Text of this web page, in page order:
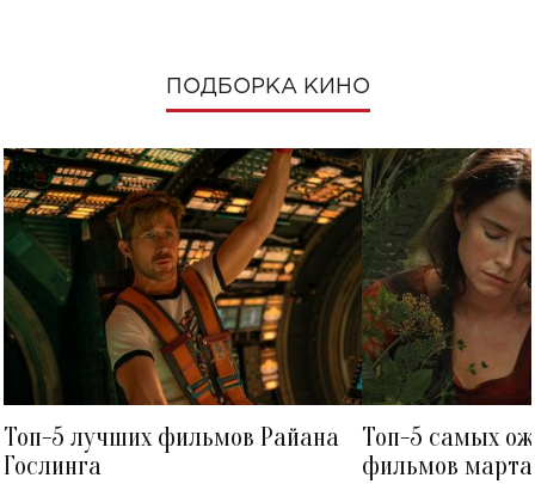
ПОДБОРКА КИНО
Топ-5 лучших фильмов Райана
Гослинга
Топ-5 самых
фильмов